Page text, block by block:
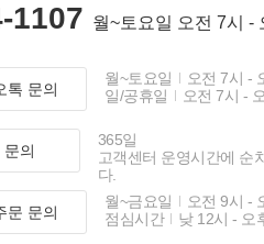
1107 월~토요일 오전 7시 -
톡 문의
월~토요일
오전 7시 -
일/공휴일
오전 7시 -
문의
365일
고객센터 운영시간에 순
다.
문 문의
월~금요일
오전 9시 -
점심시간
낮 12시 - 오